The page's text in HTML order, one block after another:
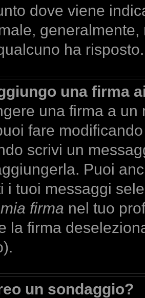
dove viene
ha risposto.
una firma
una firma a
fare
scrivi un
Puoi
i tuoi messaggi
firma nel tuo
la firma
un sondaggio?